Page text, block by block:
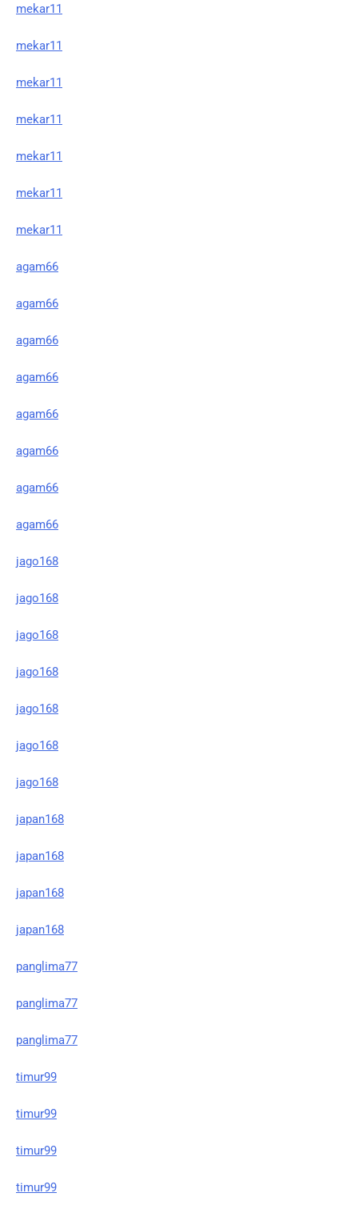
mekar11
mekar11
mekar11
mekar11
mekar11
mekar11
mekar11
agam66
agam66
agam66
agam66
agam66
agam66
agam66
agam66
jago168
jago168
jago168
jago168
jago168
jago168
jago168
japan168
japan168
japan168
japan168
panglima77
panglima77
panglima77
timur99
timur99
timur99
timur99